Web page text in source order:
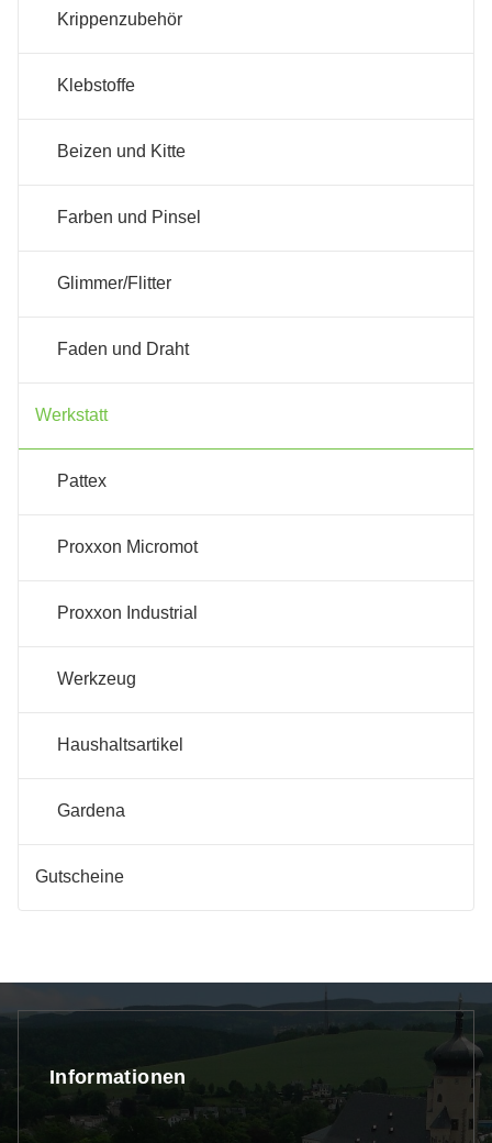
Krippenzubehör
Klebstoffe
Beizen und Kitte
Farben und Pinsel
Glimmer/Flitter
Faden und Draht
Werkstatt
Pattex
Proxxon Micromot
Proxxon Industrial
Werkzeug
Haushaltsartikel
Gardena
Gutscheine
Informationen